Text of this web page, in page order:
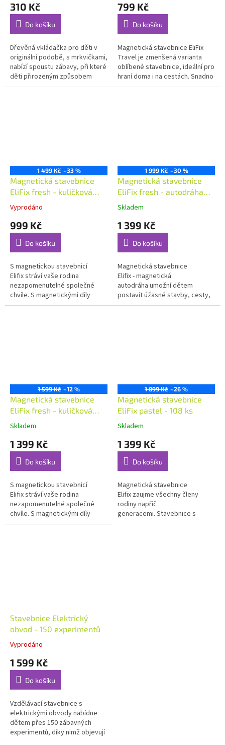
310 Kč
Do košíku
Dřevěná vkládačka pro děti v
originální podobě, s mrkvičkami,
nabízí spoustu zábavy, při které
děti přirozeným způsobem
zdokonalí své
799 Kč
Do košíku
Magnetická stavebnice EliFix
Travel je zmenšená varianta
oblíbené stavebnice, ideální pro
hraní doma i na cestách. Snadno
vejde do batohu nebo cestovní
1 499 Kč –33 %
Magnetická stavebnice
EliFix fresh - kuličková
dráha 100 ks; dřevěné
kuličky
Vyprodáno
999 Kč
Do košíku
S magnetickou stavebnicí
Elifix stráví vaše rodina
nezapomenutelné společné
chvíle. S magnetickými díly
kreativní skládačky vytvoříte
1 999 Kč –30 %
Magnetická stavebnice
EliFix fresh - autodráha
100ks
Skladem
1 399 Kč
Do košíku
Magnetická stavebnice
Elifix - magnetická
autodráha umožní dětem
postavit úžasné stavby, cesty,
mosty i tunely pro auta, která se
1 599 Kč –12 %
Magnetická stavebnice
EliFix fresh - kuličková
dráha 100 ks; svítící
Skladem
1 399 Kč
Do košíku
S magnetickou stavebnicí
Elifix stráví vaše rodina
nezapomenutelné společné
chvíle. S magnetickými díly
kreativní skládačky vytvoříte
1 899 Kč –26 %
Magnetická stavebnice
EliFix pastel - 108 ks
Skladem
1 399 Kč
Do košíku
Magnetická stavebnice
Elifix zaujme všechny členy
rodiny napříč
generacemi. Stavebnice s
Stavebnice Elektrický
obvod - 150 experimentů
Vyprodáno
1 599 Kč
Do košíku
Vzdělávací stavebnice s
elektrickými obvody nabídne
dětem přes 150 zábavných
experimentů, díky nimž objevují